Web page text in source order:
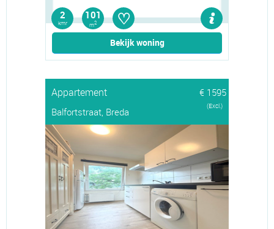
2
kmr
101
m2 ♡
Bekijk woning
Appartement
€ 1595
Balfortstraat, Breda
(Excl.)